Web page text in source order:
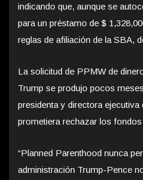
indicando que, aunque se
para un préstamo de $
reglas de afiliación de la SBA,
La solicitud de PPMW de
Trump se produjo pocos
presidenta y directora
prometiera rechazar los
“Planned Parenthood nunca
administración Trump-Pence